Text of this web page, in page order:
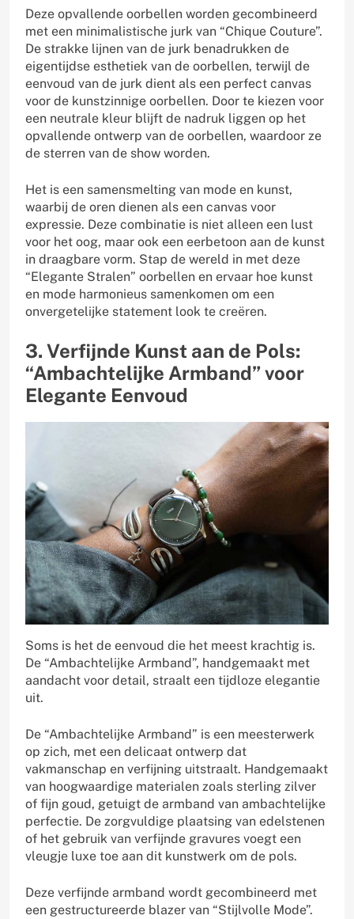
Deze opvallende oorbellen worden gecombineerd
met een minimalistische jurk van “Chique Couture”.
De strakke lijnen van de jurk benadrukken de
eigentijdse esthetiek van de oorbellen, terwijl de
eenvoud van de jurk dient als een perfect canvas
voor de kunstzinnige oorbellen. Door te kiezen voor
een neutrale kleur blijft de nadruk liggen op het
opvallende ontwerp van de oorbellen, waardoor ze
de sterren van de show worden.
Het is een samensmelting van mode en kunst,
waarbij de oren dienen als een canvas voor
expressie. Deze combinatie is niet alleen een lust
voor het oog, maar ook een eerbetoon aan de kunst
in draagbare vorm. Stap de wereld in met deze
“Elegante Stralen” oorbellen en ervaar hoe kunst
en mode harmonieus samenkomen om een
onvergetelijke statement look te creëren.
3. Verfijnde Kunst aan de Pols:
“Ambachtelijke Armband” voor
Elegante Eenvoud
Soms is het de eenvoud die het meest krachtig is.
De “Ambachtelijke Armband”, handgemaakt met
aandacht voor detail, straalt een tijdloze elegantie
uit.
De “Ambachtelijke Armband” is een meesterwerk
op zich, met een delicaat ontwerp dat
vakmanschap en verfijning uitstraalt. Handgemaakt
van hoogwaardige materialen zoals sterling zilver
of fijn goud, getuigt de armband van ambachtelijke
perfectie. De zorgvuldige plaatsing van edelstenen
of het gebruik van verfijnde gravures voegt een
vleugje luxe toe aan dit kunstwerk om de pols.
Deze verfijnde armband wordt gecombineerd met
een gestructureerde blazer van “Stijlvolle Mode”.